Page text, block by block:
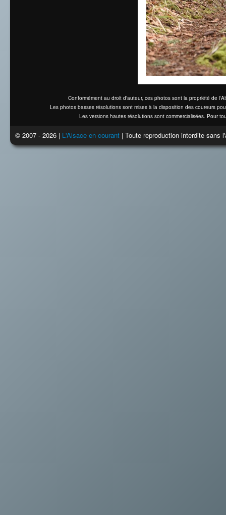
Conformément au droit d'auteur, ces photos sont la propriété de
Les photos basses résolutions sont mises à la disposition des coureurs
Les versions hautes résolutions sont commercialisées. Pour
© 2007 - 2026 | L'Alsace en courant | Toute reproduction interdite sans